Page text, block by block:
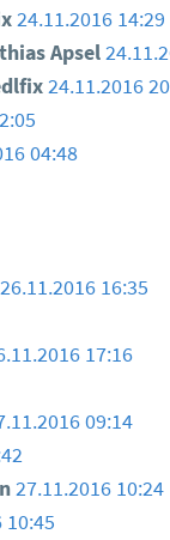
24.11.2016 14:29
Apsel
24.11.2016
04:48
26.11.2016 16:35
17:16
09:14
27.11.2016 10:24
10:45